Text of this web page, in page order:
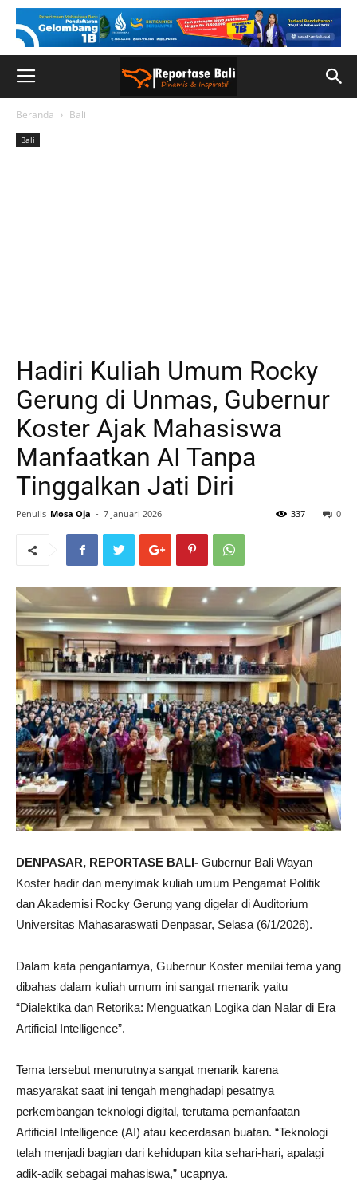
Beranda Bali
Bali
Hadiri Kuliah Umum Rocky
Gerung di Unmas, Gubernur
Koster Ajak Mahasiswa
Manfaatkan AI Tanpa
Tinggalkan Jati Diri
Penulis Mosa Oja - 7 Januari 2026 0
337
DENPASAR, REPORTASE BALI- Gubernur Bali Wayan
Koster hadir dan menyimak kuliah umum Pengamat Politik
dan Akademisi Rocky Gerung yang digelar di Auditorium
Universitas Mahasaraswati Denpasar, Selasa (6/1/2026).
Dalam kata pengantarnya, Gubernur Koster menilai tema yang
dibahas dalam kuliah umum ini sangat menarik yaitu
“Dialektika dan Retorika: Menguatkan Logika dan Nalar di Era
Artificial Intelligence”.
Tema tersebut menurutnya sangat menarik karena
masyarakat saat ini tengah menghadapi pesatnya
perkembangan teknologi digital, terutama pemanfaatan
Artificial Intelligence (AI) atau kecerdasan buatan. “Teknologi
telah menjadi bagian dari kehidupan kita sehari-hari, apalagi
adik-adik sebagai mahasiswa,” ucapnya.